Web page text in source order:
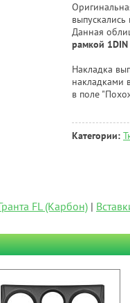
Данная
рамкой
Накладка
накладками
в поле
Категории:
FL (Карбон) |